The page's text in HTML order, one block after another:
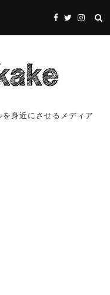
身近にさせるメディア